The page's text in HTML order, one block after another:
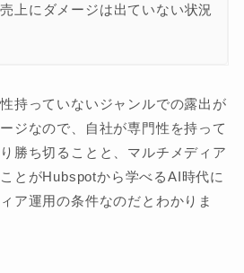
上にダメージは出ていない状況
持っていないジャンルでの露出が
ジなので、自社が専門性を持って
勝ち切ることと、マルチメディア
とがHubspotから学べるAI時代に
ア運用の条件なのだとわかりま